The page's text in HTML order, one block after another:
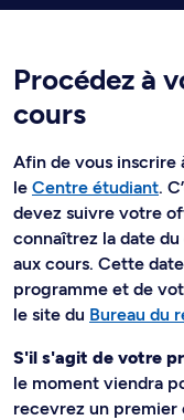
Procédez à
cours
Afin de vous inscrire
le Centre étudiant.
devez suivre votre
connaîtrez la date
aux cours. Cette
programme et de
le site du Bureau du
S'il s'agit de votre
le moment viendra
recevrez un